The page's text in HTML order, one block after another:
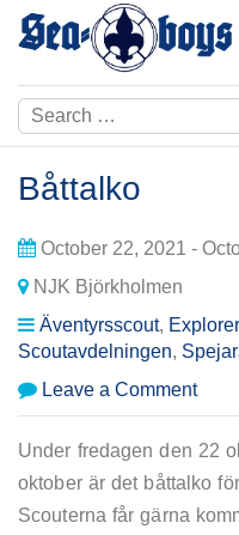
Skip
Search
for:
Båttalko
October 22, 2021 -
NJK Björkholmen
Äventyrsscout,
Scoutavdelningen,
Leave a Commenton
Under fredagen den 22
oktober är det båttalko
Scouterna får gärna